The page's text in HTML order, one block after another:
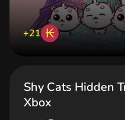
+21 ₭
Shy Cats Hidden
Xbox